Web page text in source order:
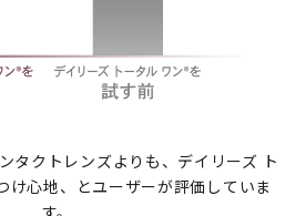
タクトレンズよりも、デイリーズ ト
け心地、とユーザーが評価していま